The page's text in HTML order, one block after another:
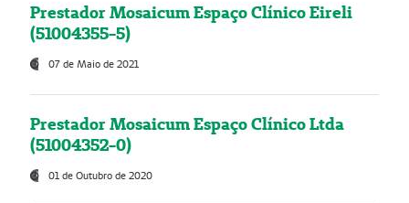
Prestador Mosaicum Espaço Clínico Eireli
(51004355-5)
07 de Maio de 2021
Prestador Mosaicum Espaço Clínico Ltda
(51004352-0)
01 de Outubro de 2020